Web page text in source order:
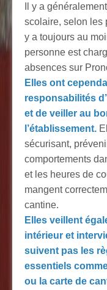
Il y a
scolaire, selon les
y a toujours au
personne est
absences sur
Elles ont
responsabilités
et de veiller au
l’établissement.
sécurisant,
comportements
et les heures de
mangent
cantine.
Elles veillent
intérieur et
suivent pas les
essentiels
ou la carte de